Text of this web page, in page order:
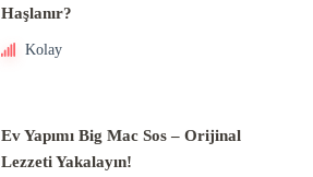
Haşlanır?
Kolay
Ev Yapımı Big Mac Sos – Orijinal
Lezzeti Yakalayın!